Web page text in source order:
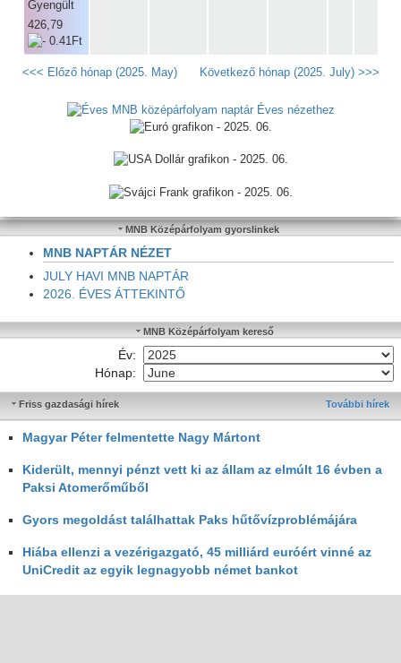
426,79
<<< Előző hónap (2025. May) Következő hónap (2025. July) >>>
Éves nézethez
MNB Középárfolyam gyorslinkek
MNB NAPTÁR NÉZET
JULY HAVI MNB NAPTÁR
2026. ÉVES ÁTTEKINTŐ
MNB Középárfolyam kereső
Év:
Hónap:
Friss gazdasági hírek További hírek
Magyar Péter felmentette Nagy Mártont
Kiderült, mennyi pénzt vett ki az állam az elmúlt 16 évben a
Paksi Atomerőműből
Gyors megoldást találhattak Paks hűtővízproblémájára
Hiába ellenzi a vezérigazgató, 45 milliárd euróért vinné az
UniCredit az egyik legnagyobb német bankot